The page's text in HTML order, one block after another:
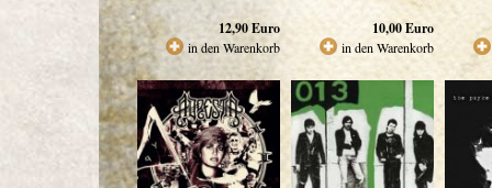
12,90Euro
in den Warenkorb
10,00Euro
in den Warenkorb